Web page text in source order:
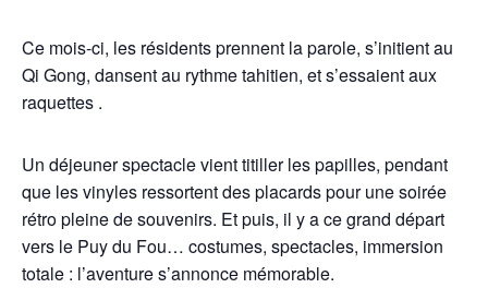
Ce mois-ci, les résidents prennent la parole, s’initient au
Qi Gong, dansent au rythme tahitien, et s’essaient aux
raquettes .
Un déjeuner spectacle vient titiller les papilles, pendant
que les vinyles ressortent des placards pour une soirée
rétro pleine de souvenirs. Et puis, il y a ce grand départ
vers le Puy du Fou… costumes, spectacles, immersion
totale : l’aventure s’annonce mémorable.